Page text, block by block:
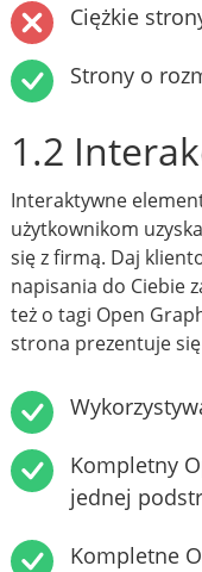
Ciężkie
Strony o
1.2
Interaktywne
użytkownikom
się z firmą. Daj
napisania do Ciebie
też o tagi Open
strona prezentuje
Kompletny
jednej
Kompletne